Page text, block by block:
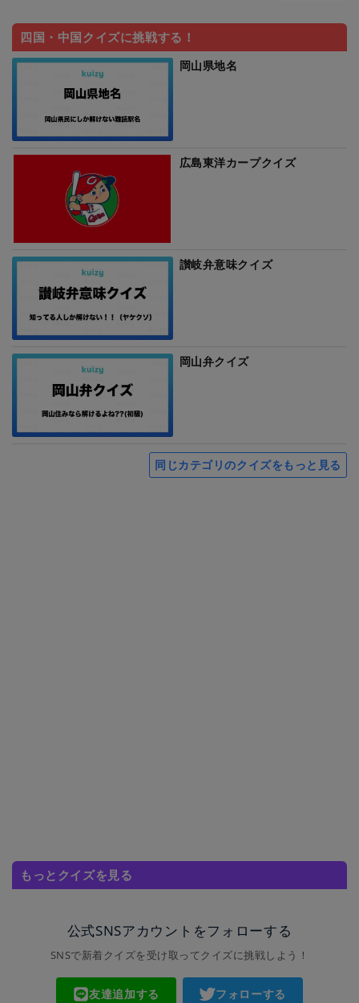
四国・中国クイズに挑戦する！
岡山県地名
広島東洋カープクイズ
讃岐弁意味クイズ
岡山弁クイズ
同じカテゴリのクイズをもっと見る
もっとクイズを見る
公式SNSアカウントをフォローする
SNSで新着クイズを受け取ってクイズに挑戦しよう！
友達追加する フォローする